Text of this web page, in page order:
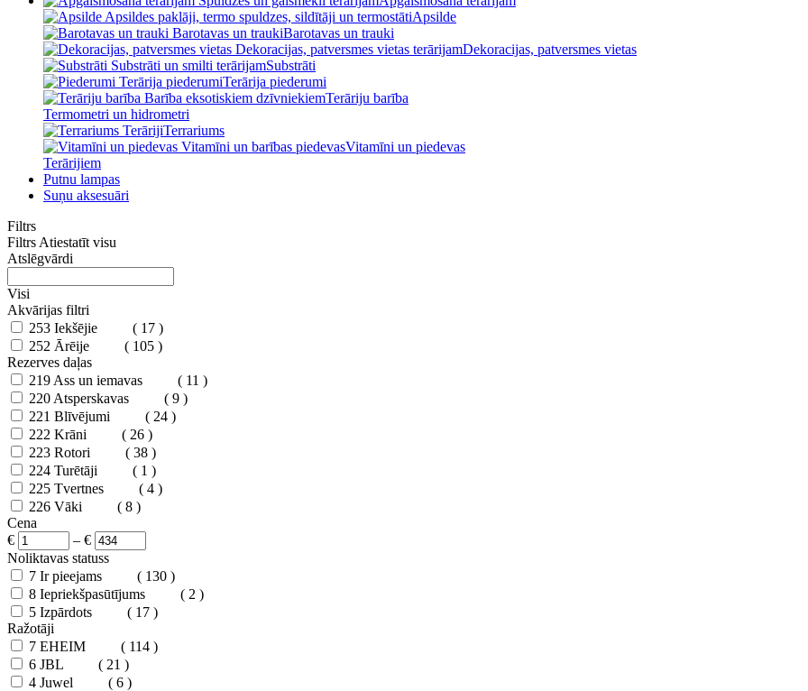
Apsilde
Barotavas un trauki
Dekoracijas, patversmes vietas
Substrāti
Terārija piederumi
Terāriju barība
Termometri un hidrometri
Terrariums
Vitamīni un piedevas
Terārijiem
Putnu lampas
Suņu aksesuāri
Filtrs
Filtrs Atiestatīt visu
Atslēgvārdi
Visi
Akvārijas filtri
253 Iekšējie
( 17 )
252 Ārēije
( 105 )
Rezerves daļas
219 Ass un iemavas
( 11 )
220 Atsperskavas
( 9 )
221 Blīvējumi
( 24 )
222 Krāni
( 26 )
223 Rotori
( 38 )
224 Turētāji
( 1 )
225 Tvertnes
( 4 )
226 Vāki
( 8 )
Cena
€
– €
Noliktavas statuss
7 Ir pieejams
( 130 )
8 Iepriekšpasūtījums
( 2 )
5 Izpārdots
( 17 )
Ražotāji
7 EHEIM
( 114 )
6 JBL
( 21 )
4 Juwel
( 6 )